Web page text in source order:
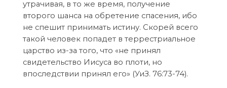
утрачивая, в то же время, получение
второго шанса на обретение спасения, ибо
не спешит принимать истину. Скорей всего
такой человек попадет в террестриальное
царство из-за того, что «не принял
свидетельство Иисуса во плоти, но
впоследствии принял его» (УиЗ. 76:73-74).